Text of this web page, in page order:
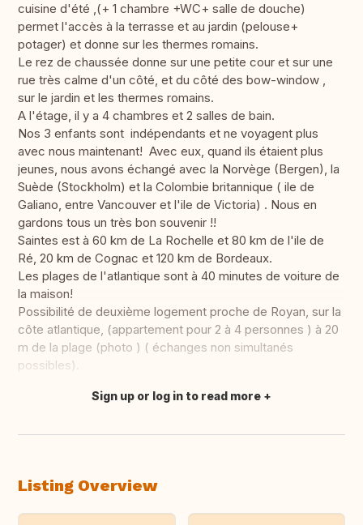
cuisine d'été ,(+ 1 chambre +WC+ salle de douche)
permet l'accès à la terrasse et au jardin (pelouse+
potager) et donne sur les thermes romains.
Le rez de chaussée donne sur une petite cour et sur une
rue très calme d'un côté, et du côté des bow-window ,
sur le jardin et les thermes romains.
A l'étage, il y a 4 chambres et 2 salles de bain.
Nos 3 enfants sont indépendants et ne voyagent plus
avec nous maintenant! Avec eux, quand ils étaient plus
jeunes, nous avons échangé avec la Norvège (Bergen), la
Suède (Stockholm) et la Colombie britannique ( ile de
Galiano, entre Vancouver et l'ile de Victoria) . Nous en
gardons tous un très bon souvenir !!
Saintes est à 60 km de La Rochelle et 80 km de l'ile de
Ré, 20 km de Cognac et 120 km de Bordeaux.
Les plages de l'atlantique sont à 40 minutes de voiture de
la maison!
Possibilité de deuxième logement proche de Royan, sur la
côte atlantique, (appartement pour 2 à 4 personnes ) à 20
m de la plage (photo ) ( échanges non simultanés
possibles).
Translate this
Sign up or log in to read more
Listing Overview